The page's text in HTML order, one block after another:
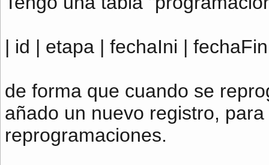
| id | etapa | fechaIni |
de forma que cuando se
añado un nuevo registro,
reprogramaciones.